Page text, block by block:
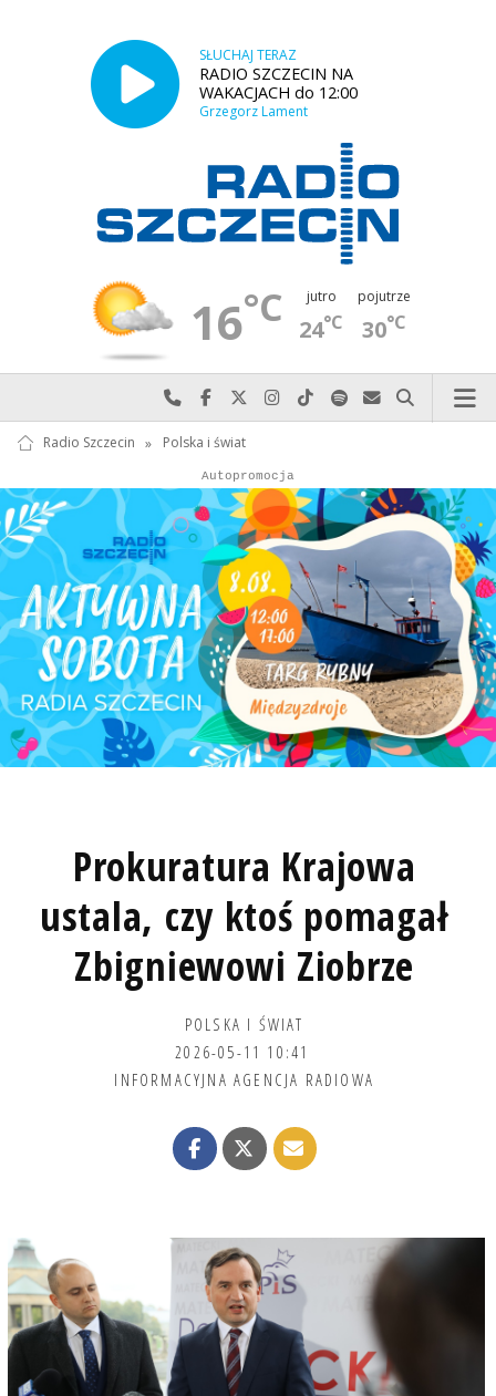
SŁUCHAJ TERAZ
RADIO SZCZECIN NA
WAKACJACH do 12:00
Grzegorz Lament
16°C jutro
24°C
pojutrze
30°C
Najlepiej po prostu do nas zadzwoń
Odwiedź nas na Facebook-u
Odwiedź nas na X
Odwiedź nas na Instagram-ie
Odwiedź nas na TikTok-u
Szukaj nas na Spotify
Wyślij do nas
Szukaj
Radio Szczecin » Polska i świat
Autopromocja
Autopromocja
Reklama
Prokuratura Krajowa
ustala, czy ktoś pomagał
Zbigniewowi Ziobrze
POLSKA I ŚWIAT
2026-05-11 10:41
INFORMACYJNA AGENCJA RADIOWA